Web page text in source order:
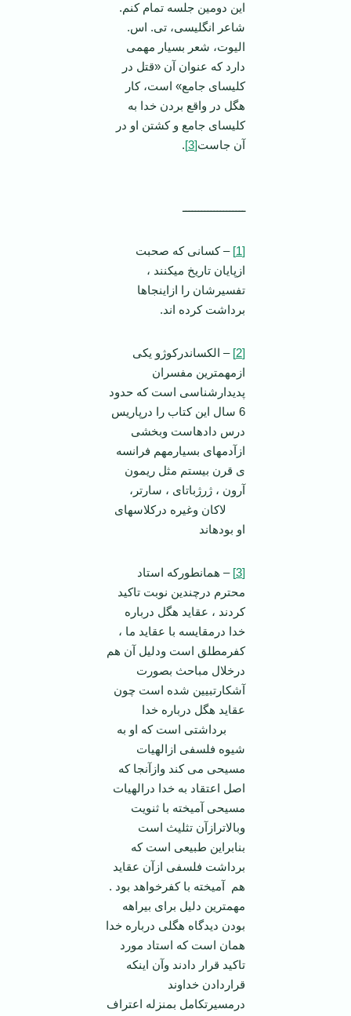
این دومین جلسه تمام کنم.
شاعر انگلیسی، تی. اس.
الیوت، شعر بسیار مهمی
دارد که عنوان آن «قتل در
کلیسای جامع» است، کار
هگل در واقع بردن خدا به
کلیسای جامع و کشتن او در
آن جاست[3]
.
ــــــــــــــــــــ
[1]
– کسانی که صحبت
ازپایان تاریخ می­کنند ،
تفسیرشان را ازاینجاها
برداشت کرده اند.
[2]
– الکساندرکوژو یکی
ازمهمترین مفسران
پدیدارشناسی است که حدود
6 سال این کتاب را درپاریس
درس داده­است وبخشی
ازآدمهای بسیارمهم فرانسه
ی قرن بیستم مثل ریمون
آرون ، ژرژباتای ، سارتر،
لاکان وغیره درکلاسهای
او بوده­اند
[3]
– همانطورکه استاد
محترم درچندین نوبت تاکید
کردند ، عقاید هگل درباره
خدا درمقایسه با عقاید ما ،
کفرمطلق است ودلیل آن هم
درخلال مباحث بصورت
آشکارتبیین شده است چون
عقاید هگل درباره خدا
برداشتی است که او به
شیوه فلسفی ازالهیات
مسیحی می­ کند وازآنجا که
اصل اعتقاد به خدا درالهیات
مسیحی آمیخته با ثنویت
وبالاترازآن تثلیث است
بنابراین طبیعی است که
برداشت فلسفی ازآن عقاید
هم آمیخته با کفرخواهد بود .
مهمترین دلیل برای بیراهه
بودن دیدگاه هگلی درباره خدا
همان است که استاد مورد
تاکید قرار دادند وآن اینکه
قراردادن خداوند
درمسیرتکامل بمنزله اعتراف